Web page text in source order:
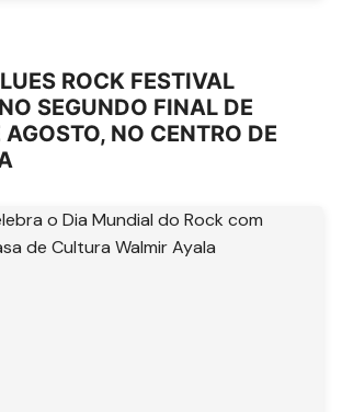
ROCK FESTIVAL
SEGUNDO FINAL DE
NO CENTRO DE